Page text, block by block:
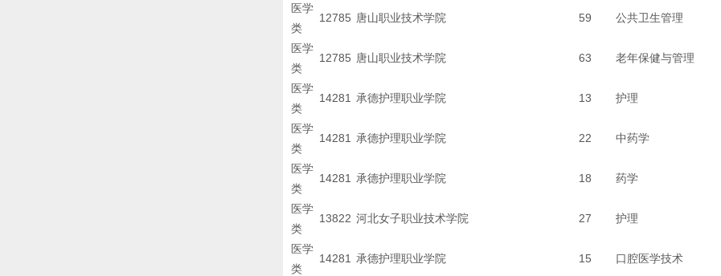
医学
类
12785 唐山职业技术学院 59 公共卫生管理
医学
类
12785 唐山职业技术学院 63 老年保健与管理
医学
类
14281 承德护理职业学院 13 护理
医学
类
14281 承德护理职业学院 22 中药学
医学
类
14281 承德护理职业学院 18 药学
医学
类
13822 河北女子职业技术学院 27 护理
医学
类
14281 承德护理职业学院 15 口腔医学技术